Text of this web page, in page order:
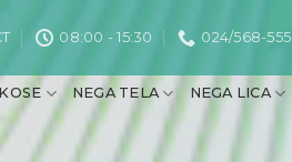
08:00 - 15:30 024/568-555
NEGA TELA NEGA LICA